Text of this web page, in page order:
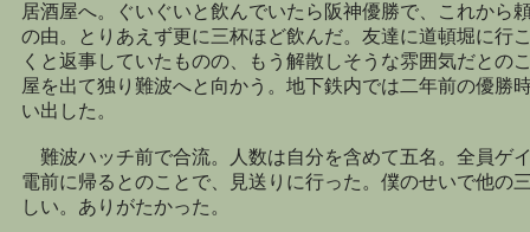
居酒屋へ。ぐいぐいと飲んでいたら阪神優勝で、これから
の由。とりあえず更に三杯ほど飲んだ。友達に道頓堀に行
くと返事していたものの、もう解散しそうな雰囲気だとの
屋を出て独り難波へと向かう。地下鉄内では二年前の優勝
い出した。
難波ハッチ前で合流。人数は自分を含めて五名。全員ゲ
電前に帰るとのことで、見送りに行った。僕のせいで他の
しい。ありがたかった。